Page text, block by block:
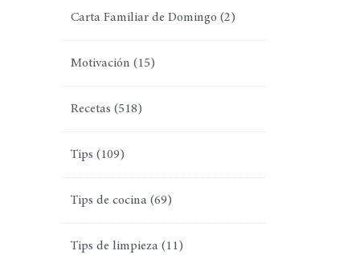
Carta Familiar de Domingo (2)
Motivación (15)
Recetas (518)
Tips (109)
Tips de cocina (69)
Tips de limpieza (11)